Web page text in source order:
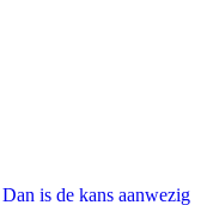
is de kans aanwezig